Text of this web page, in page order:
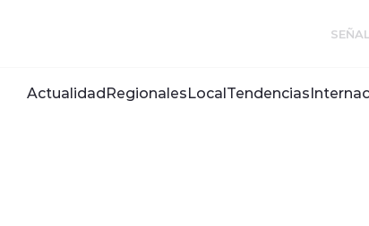
SEÑAL
ActualidadRegionalesLocalTendencias